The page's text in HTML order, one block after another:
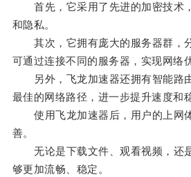
首先，它采用了先进的加密技术
和隐私。
其次，它拥有庞大的服务器群，
可通过连接不同的服务器，实现网络
另外，飞龙加速器还拥有智能路
最佳的网络路径，进一步提升速度和
使用飞龙加速器后，用户的上网
善。
无论是下载文件、观看视频，还
够更加流畅、稳定。